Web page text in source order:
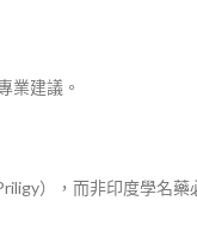
業建議。
），而非印度學名藥